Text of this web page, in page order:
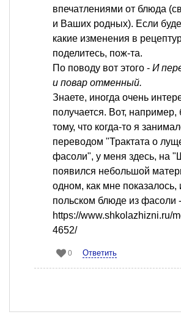
впечатлениями от блюда
и Ваших родных). Если
какие изменения в
поделитесь, пож-та.
По поводу вот этого - И
и повар отменный.
Знаете, иногда очень
получается. Вот, например,
тому, что когда-то я
переводом "Трактата о
фасоли", у меня здесь, на
появился небольшой
одном, как мне показалось,
польском блюде из фасоли -
https://www.shkolazhizni.ru/
4652/
0 Ответить